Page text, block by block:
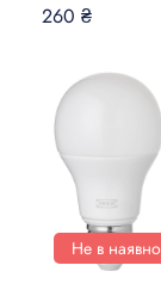
260 ₴
Не в